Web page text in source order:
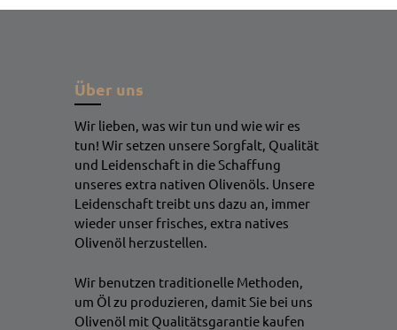
Über uns
Wir lieben, was wir tun und wie wir es
tun! Wir setzen unsere Sorgfalt, Qualität
und Leidenschaft in die Schaffung
unseres extra nativen Olivenöls. Unsere
Leidenschaft treibt uns dazu an, immer
wieder unser frisches, extra natives
Olivenöl herzustellen.
Wir benutzen traditionelle Methoden,
um Öl zu produzieren, damit Sie bei uns
Olivenöl mit Qualitätsgarantie kaufen